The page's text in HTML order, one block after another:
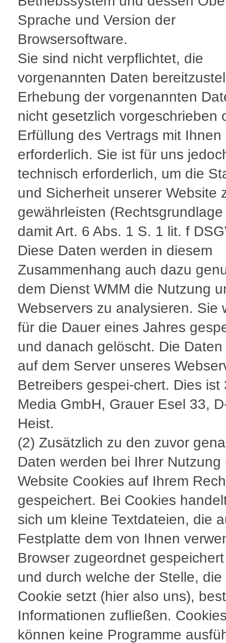
Sprache und Version der
Browsersoftware.
Sie sind nicht verpflichtet, die
vorgenannten Daten
Erhebung der vorgenannten
nicht gesetzlich vorgeschrieben
Erfüllung des Vertrags mit Ihnen
erforderlich. Sie ist für uns
technisch erforderlich, um die
und Sicherheit unserer Website
gewährleisten (Rechtsgrundlage
damit Art. 6 Abs. 1 S. 1 lit. f
Diese Daten werden in diesem
Zusammenhang auch dazu
dem Dienst WMM die Nutzung
Webservers zu analysieren. Sie
für die Dauer eines Jahres
und danach gelöscht. Die
auf dem Server unseres
Betreibers gespei-chert. Dies ist
Media GmbH, Grauer Esel 33,
Heist.
(2) Zusätzlich zu den zuvor
Daten werden bei Ihrer Nutzung
Website Cookies auf Ihrem
gespeichert. Bei Cookies
sich um kleine Textdateien, die
Festplatte dem von Ihnen
Browser zugeordnet
und durch welche der Stelle, die
Cookie setzt (hier also uns),
Informationen zufließen.
können keine Programme